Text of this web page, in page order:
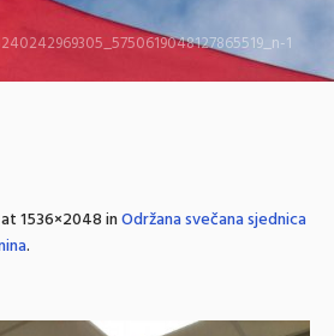
1
at 1536×2048 inOdržana svečana sjednica
.